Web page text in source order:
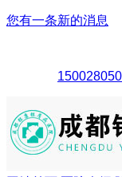
您有一条新的消息